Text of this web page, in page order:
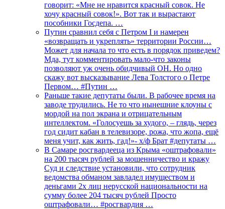
говорит: «Мне не нравится красный совок. Не
хочу красный совок!». Вот так и вырастают
пособники Госдепа. …
Путин сравнил себя с Петром I и намерен
«возвращать и укреплять» территории России…
Может для начала то что есть в порядок приведем?
Мда, тут комментировать мало-что законы
позволяют уж очень обидчивый ОН. Но одно
скажу вот высказывание Лева Толстого о Петре
Первом… #Путин …
Раньше такие депутаты были. В рабочее время на
заводе трудились. Не то что нынешние клоуны с
мордой на пол экрана и отрицательным
интеллектом. «Голосуешь за худого, – глядь, через
год сидит кабан в телевизоре, рожа, что жопа, ещё
меня учит, как жить, гад!»- х/ф Брат #депутаты …
В Самаре росгвардееца из Крыма «оштрафовали»
на 200 тысяч рублей за мошенничество и кражу
Суд и следствие установили, что сотрудник
ведомства обманом завладел имуществом и
деньгами 2х лиц нерусской национальности на
сумму более 204 тысяч рублей Просто
оштрафовали… #росгвардия …